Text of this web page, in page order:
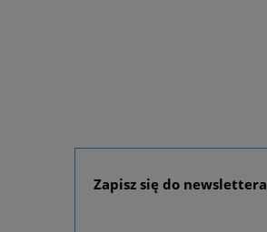
Zapisz się do newslettera